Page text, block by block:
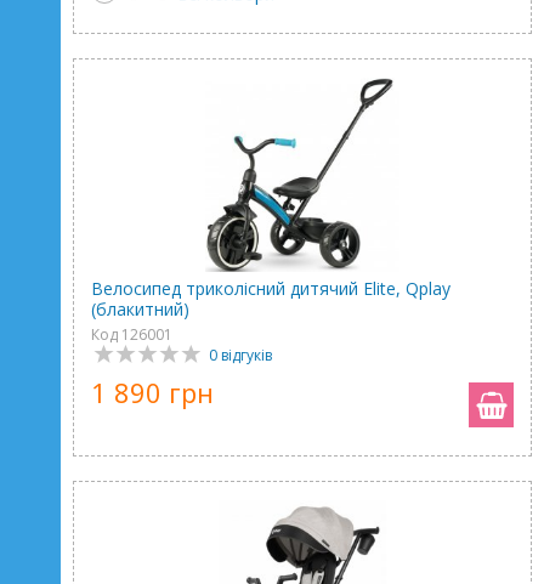
Велосипед триколісний дитячий Elite, Qplay
(блакитний)
Код 126001
0 відгуків
1 890 грн